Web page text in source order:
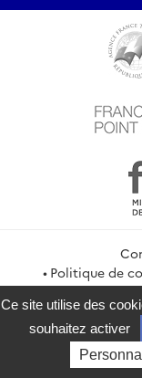
Politique de
service-
Ce site utilise des
souhaitez activer